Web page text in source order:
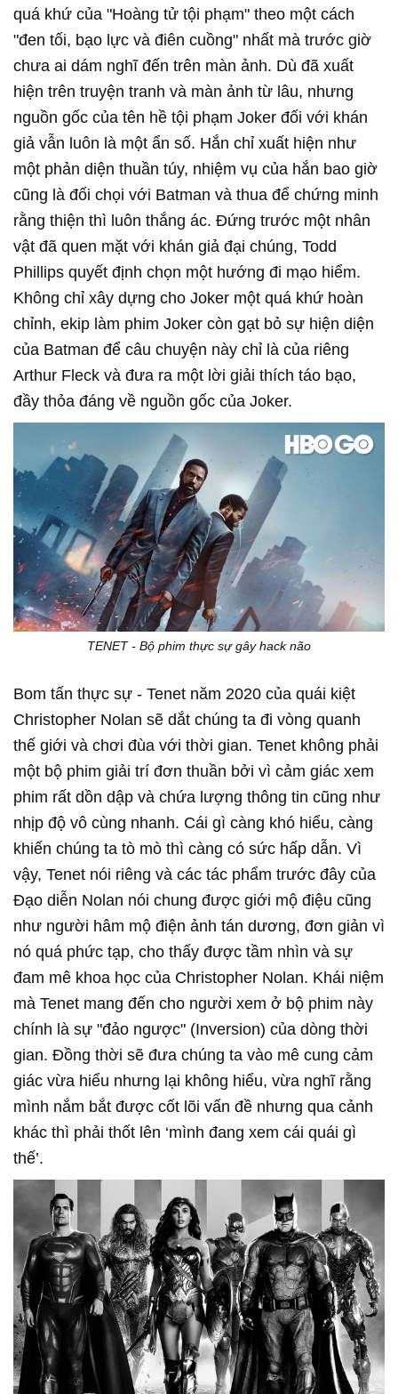
quá khứ của "Hoàng tử tội phạm" theo một cách
"đen tối, bạo lực và điên cuồng" nhất mà trước giờ
chưa ai dám nghĩ đến trên màn ảnh. Dù đã xuất
hiện trên truyện tranh và màn ảnh từ lâu, nhưng
nguồn gốc của tên hề tội phạm Joker đối với khán
giả vẫn luôn là một ẩn số. Hắn chỉ xuất hiện như
một phản diện thuần túy, nhiệm vụ của hắn bao giờ
cũng là đối chọi với Batman và thua để chứng minh
rằng thiện thì luôn thắng ác. Đứng trước một nhân
vật đã quen mặt với khán giả đại chúng, Todd
Phillips quyết định chọn một hướng đi mạo hiểm.
Không chỉ xây dựng cho Joker một quá khứ hoàn
chỉnh, ekip làm phim Joker còn gạt bỏ sự hiện diện
của Batman để câu chuyện này chỉ là của riêng
Arthur Fleck và đưa ra một lời giải thích táo bạo,
đầy thỏa đáng về nguồn gốc của Joker.
TENET - Bộ phim thực sự gây hack não
Bom tấn thực sự - Tenet năm 2020 của quái kiệt
Christopher Nolan sẽ dắt chúng ta đi vòng quanh
thế giới và chơi đùa với thời gian. Tenet không phải
một bộ phim giải trí đơn thuần bởi vì cảm giác xem
phim rất dồn dập và chứa lượng thông tin cũng như
nhịp độ vô cùng nhanh. Cái gì càng khó hiểu, càng
khiến chúng ta tò mò thì càng có sức hấp dẫn. Vì
vậy, Tenet nói riêng và các tác phẩm trước đây của
Đạo diễn Nolan nói chung được giới mộ điệu cũng
như người hâm mộ điện ảnh tán dương, đơn giản vì
nó quá phức tạp, cho thấy được tầm nhìn và sự
đam mê khoa học của Christopher Nolan. Khái niệm
mà Tenet mang đến cho người xem ở bộ phim này
chính là sự "đảo ngược" (Inversion) của dòng thời
gian. Đồng thời sẽ đưa chúng ta vào mê cung cảm
giác vừa hiểu nhưng lại không hiểu, vừa nghĩ rằng
mình nắm bắt được cốt lõi vấn đề nhưng qua cảnh
khác thì phải thốt lên ‘mình đang xem cái quái gì
thế’.